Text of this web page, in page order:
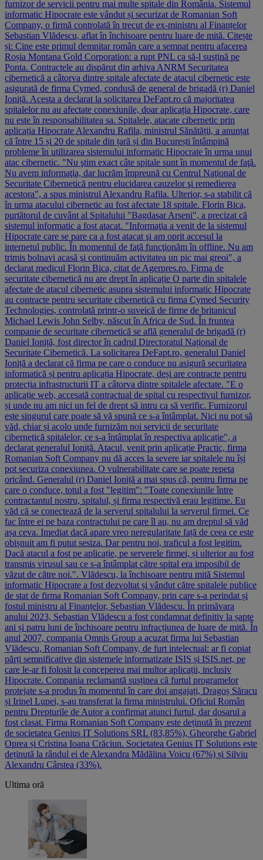
furnizor de servicii pentru mai multe spitale din România. Sistemul
informatic Hipocrate este vândut și securizat de Romanian Soft
Company, o firmă controlată în trecut de ex-ministru al Finanțelor
Sebastian Vlădescu, aflat în închisoare pentru luare de mită. Citește
și: Cine este primul demnitar român care a semnat pentru afacerea
Roșia Montana Gold Corporation: a rupt PNL ca să-l susțină pe
Ponta. Contractele au dispărut din arhiva ANRM Securitatea
cibernetică a câtorva dintre spitale afectate de atacul cibernetic este
asigurată de firma Cymed, condusă de general de brigadă (r) Daniel
Ioniță. Acesta a declarat la solicitarea DeFapt.ro că majoritatea
spitalelor nu au afectate conexiunile, doar aplicația Hipocrate, care
nu este în responsabilitatea sa. Spitalele, atacate cibernetic prin
aplicația Hipocrate Alexandru Rafila, ministrul Sănătății, a anunțat
că între 15 și 20 de spitale din țară și din București întâmpină
probleme în utilizarea sistemului informatic Hipocrate în urma unui
atac cibernetic. "Nu ştim exact câte spitale sunt în momentul de faţă.
Nu avem informaţia, dar lucrăm împreună cu Centrul Naţional de
Securitate Cibernetică pentru elucidarea cauzelor şi remedierea
acestora", a spus ministrul Alexandru Rafila. Ulterior, s-a stabilit că
în urma atacului cibernetic au fost afectate 18 spitale. Florin Bica,
purtătorul de cuvânt al Spitalului "Bagdasar Arseni", a precizat că
sistemul informatic a fost atacat. "Informaţia a venit de la sistemul
Hipocrate care se pare ca a fost atacat şi am oprit accesul la
internetul public. În momentul de faţă funcţionăm în offline. Nu am
trimis bolnavi acasă şi continuăm activitatea un pic mai greoi", a
declarat medicul Florin Bica, citat de Agerpres.ro. Firma de
securitate cibernetică nu are drept în aplicație O parte din spitalele
afectate de atacul cibernetic asupra sistemului informatic Hipocrate
au contracte pentru securitate cibernetică cu firma Cymed Security
Technologies, controlată printr-o suveică de firme de britanicul
Michael Lewis John Selby, născut în Africa de Sud. În fruntea
companie de securitate cibernetică se află generalul de brigadă (r)
Daniel Ioniță, fost director în cadrul Directoratul Național de
Securitate Cibernetică. La solicitarea DeFapt.ro, generalul Daniel
Ioniță a declarat că firma pe care o conduce nu asigură securitatea
informatică și pentru aplicația Hipocrate, deși are contracte pentru
protecția infrastructurii IT a câtorva dintre spitalele afectate. "E o
aplicație web, accesată contractual de spital cu respectivul furnizor,
și unde nu am nici un fel de drept să intru ca să verific. Furnizorul
este singurul care poate să vă spună ce s-a întâmplat. Nici nu pot să
văd, chiar și acolo unde furnizăm noi servicii de securitate
cibernetică spitalelor, ce s-a întâmplat în respectiva aplicație", a
declarat generalul Ioniță. Atacul, venit prin aplicație Practic, firma
Romanian Soft Company nu dă acces la severe iar spitalele nu își
pot securiza conexiunea. O vulnerabilitate care se poate repeta
oricând. Generalul (r) Daniel Ioniță a mai spus că, pentru firma pe
care o conduce, totul a fost "legitim": "Toate conexiunile între
contractantul nostru, spitalul, și firma respectivă erau legitime. Eu
văd că se conectează de la serverul spitalului la serverul firmei. Ce
fac între ei pe baza contractului pe care îl au, nu am dreptul să văd
așa ceva. Imediat dacă apare vreo neregularitate față de ceea ce este
obișnuit am fi putut sesiza. Dar pentru noi, traficul a fost legitim.
Dacă atacul a fost pe aplicație, pe serverele firmei, și ulterior au fost
transmis virusul sau ce s-a întâmplat către spital era imposibil de
văzut de către noi.". Vlădescu, la închisoare pentru mită Sistemul
informatic Hipocrate a fost dezvoltat și vândut către spitalele publice
de stat de firma Romanian Soft Company, prin care s-a perindat și
fostul ministru al Finanțelor, Sebastian Vlădescu. În primăvara
anului 2023, Sebastian Vlădescu a fost condamnat definitiv la șapte
ani și patru luni de închisoare pentru infracțiunea de luare de mită. În
anul 2007, compania Omnis Group a acuzat firma lui Sebastian
Vlădescu, Romanian Soft Company, de furt intelectual: ar fi copiat
părți semnificative din sistemele informatizate ISIS și ISIS.net, pe
care le-ar fi folosit la conceperea mai multor aplicații, inclusiv
Hipocrate. Compania reclamantă susținea că furtul programelor
protejate s-a produs în momentul în care doi angajați, Dragoș Săracu
și Irinel Lupei, s-au transferat la firma ministrului. Oficiul Român
pentru Drepturile de Autor a confirmat atunci furtul, dar dosarul a
fost clasat. Firma Romanian Soft Company este deținută în prezent
de societatea Genius IT Solutions SRL (83,85%), Gheorghe Gabriel
Oprea și Cristina Ioana Crăciun. Societatea Genius IT Solutions este
deținută la rândul ei de Alexandra Mădălina Voicu (67%) și Silviu
Alexandru Cârstea (33%).
Ultima oră